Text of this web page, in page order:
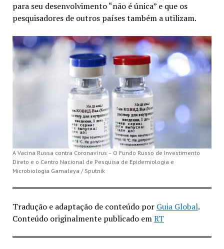
para seu desenvolvimento “não é única” e que os
pesquisadores de outros países também a utilizam.
A Vacina Russa contra Coronavírus – O Fundo Russo de Investimento
Direto e o Centro Nacional de Pesquisa de Epidemiologia e
Microbiologia Gamaleya / Sputnik
Tradução e adaptação de conteúdo por Guia Global.
Conteúdo originalmente publicado emRT